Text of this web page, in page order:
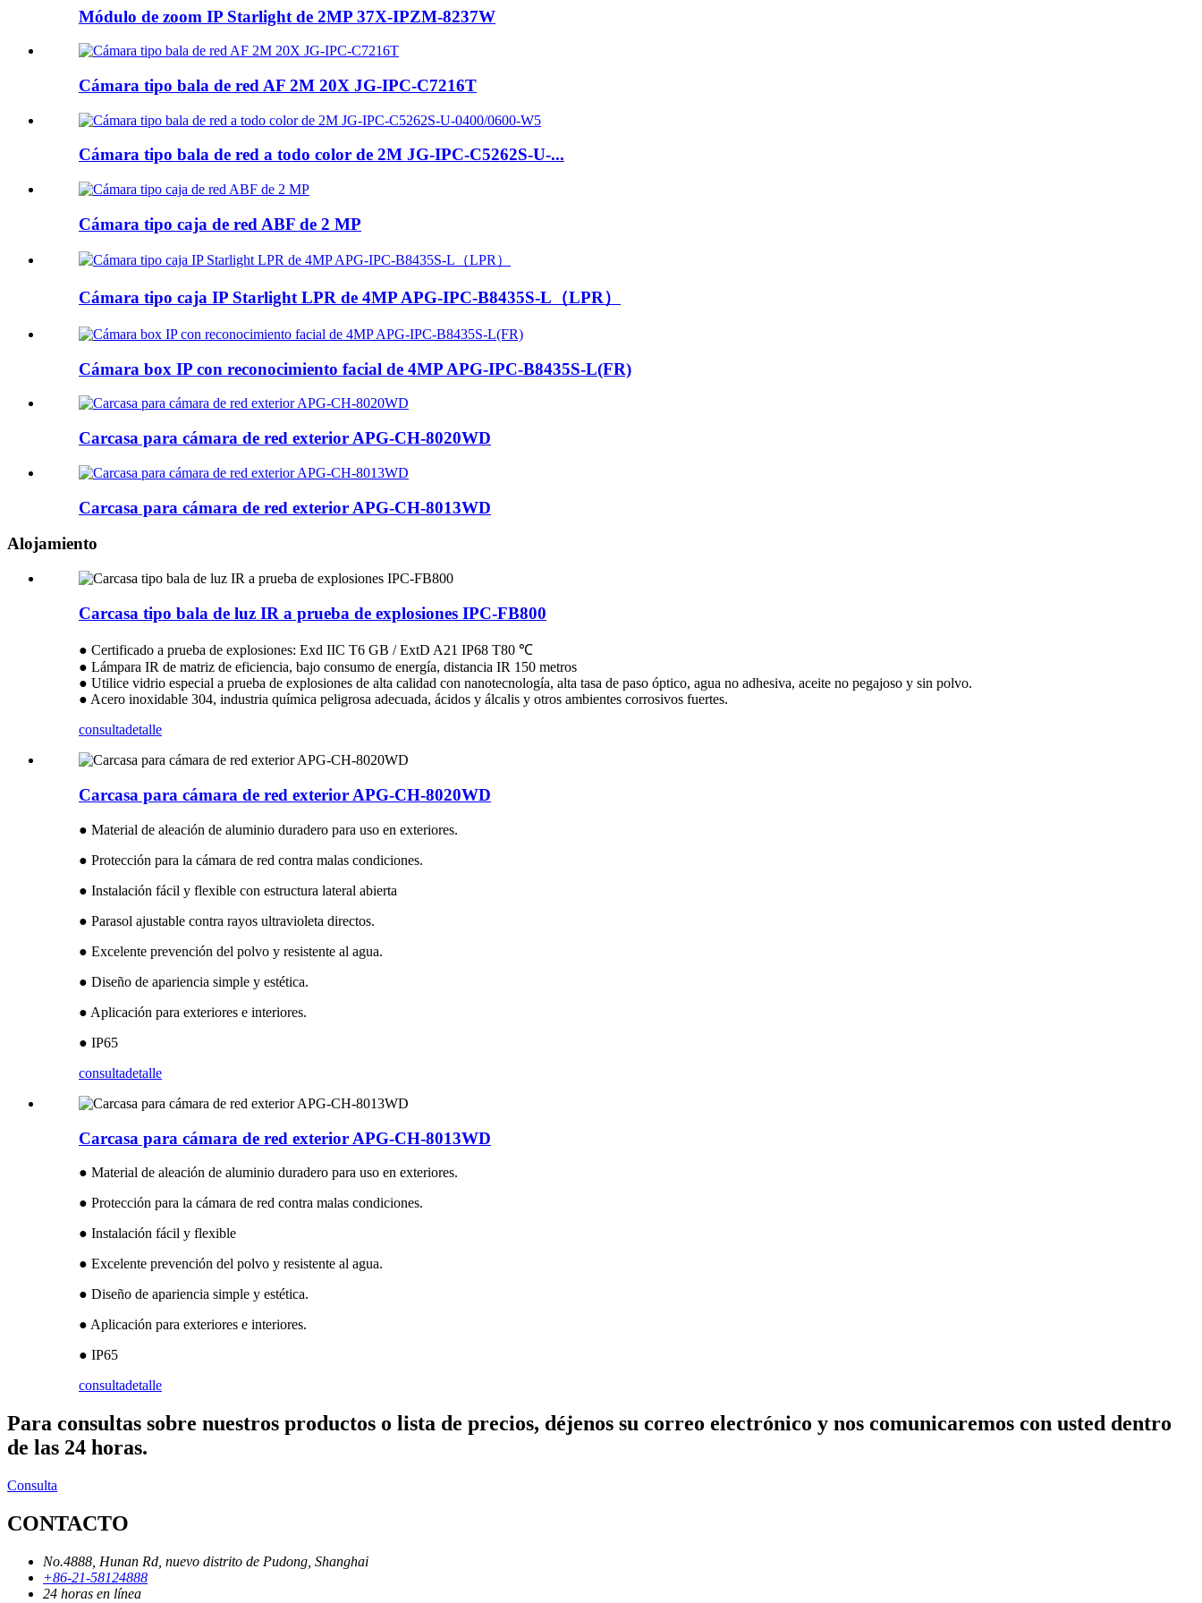
Módulo de zoom IP Starlight de 2MP 37X-IPZM-8237W
Cámara tipo bala de red AF 2M 20X JG-IPC-C7216T
Cámara tipo bala de red a todo color de 2M JG-IPC-C5262S-U-...
Cámara tipo caja de red ABF de 2 MP
Cámara tipo caja IP Starlight LPR de 4MP APG-IPC-B8435S-L（LPR）
Cámara box IP con reconocimiento facial de 4MP APG-IPC-B8435S-L(FR)
Carcasa para cámara de red exterior APG-CH-8020WD
Carcasa para cámara de red exterior APG-CH-8013WD
Alojamiento
Carcasa tipo bala de luz IR a prueba de explosiones IPC-FB800
● Certificado a prueba de explosiones: Exd IIC T6 GB / ExtD A21 IP68 T80 ℃
● Lámpara IR de matriz de eficiencia, bajo consumo de energía, distancia IR 150 metros
● Utilice vidrio especial a prueba de explosiones de alta calidad con nanotecnología, alta tasa de paso óptico, agua no adhesiva, aceite no pegajoso y sin polvo.
● Acero inoxidable 304, industria química peligrosa adecuada, ácidos y álcalis y otros ambientes corrosivos fuertes.
consultadetalle
Carcasa para cámara de red exterior APG-CH-8020WD
● Material de aleación de aluminio duradero para uso en exteriores.
● Protección para la cámara de red contra malas condiciones.
● Instalación fácil y flexible con estructura lateral abierta
● Parasol ajustable contra rayos ultravioleta directos.
● Excelente prevención del polvo y resistente al agua.
● Diseño de apariencia simple y estética.
● Aplicación para exteriores e interiores.
● IP65
consultadetalle
Carcasa para cámara de red exterior APG-CH-8013WD
● Material de aleación de aluminio duradero para uso en exteriores.
● Protección para la cámara de red contra malas condiciones.
● Instalación fácil y flexible
● Excelente prevención del polvo y resistente al agua.
● Diseño de apariencia simple y estética.
● Aplicación para exteriores e interiores.
● IP65
consultadetalle
Para consultas sobre nuestros productos o lista de precios, déjenos su correo electrónico y nos comunicaremos con usted dentro
de las 24 horas.
Consulta
CONTACTO
No.4888, Hunan Rd, nuevo distrito de Pudong, Shanghai
+86-21-58124888
24 horas en línea